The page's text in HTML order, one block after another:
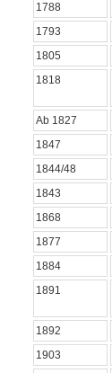
1788
1793
1805
1818
Ab 1827
1847
1844/48
1843
1868
1877
1884
1891
1892
1903